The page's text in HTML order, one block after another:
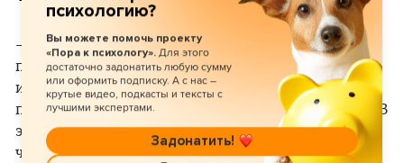
– Я понимаю, что терапия нужна не всем. Но, как
правило, если у человека есть сильное намерение
избегать терапии, скорее всего, ему есть что
прятать. Есть боль, от которой нужно защищаться. В
этом случае стоит задуматься, от чего защищается
человек. Возможно, он решит проблему не с
психологию?
Вы можете помочь проекту
«Пора к психологу». Для этого
достаточно задонатить любую сумму
или оформить подписку. А с нас –
крутые видео, подкасты и тексты с
лучшими экспертами.
Задонатить!